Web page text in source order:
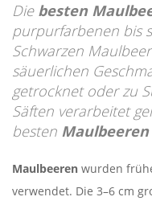
Die besten
purpurfarbenen bis
Schwarzen
säuerlichen
getrocknet oder zu
Säften verarbeitet
besten Maulbeeren
Maulbeeren wurden
verwendet. Die 3–6 cm